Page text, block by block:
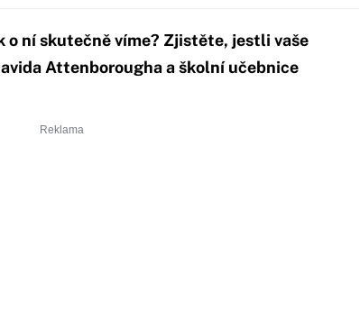
o ní skutečně víme? Zjistěte, jestli vaše
Attenborougha a školní učebnice